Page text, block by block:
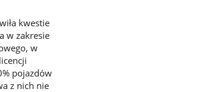
kwestie
w zakresie
w
pojazdów
z nich nie